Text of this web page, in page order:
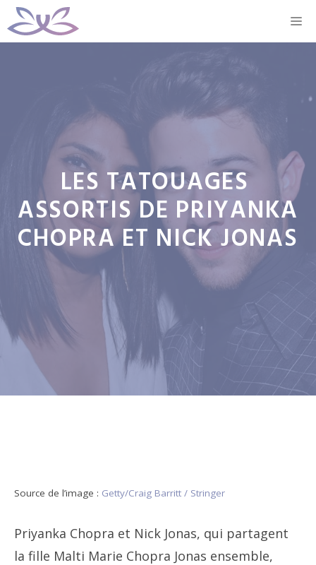
Aller
au
LES TATOUAGES ​​
ASSORTIS DE PRIYANKA
CHOPRA ET NICK JONAS
Source de l’image : Getty/Craig Barritt / Stringer
Priyanka Chopra et Nick Jonas, qui partagent
la fille Malti Marie Chopra Jonas ensemble,